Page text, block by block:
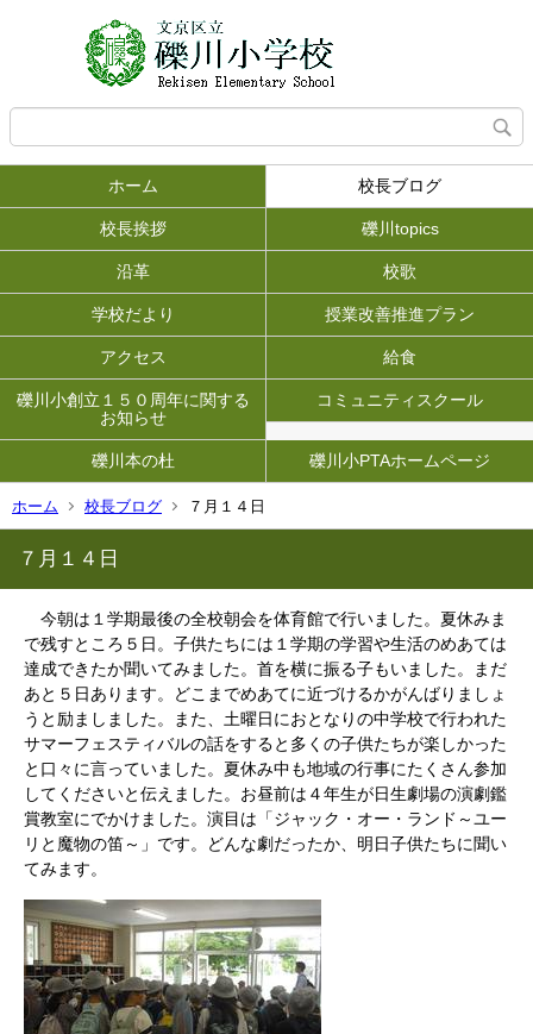
ホーム 校長ブログ
校長挨拶 礫川topics
沿革 校歌
学校だより 授業改善推進プラン
アクセス 給食
礫川小創立１５０周年に関する
お知らせ
コミュニティスクール
礫川本の杜 礫川小PTAホームページ
ホーム 校長ブログ ７月１４日
７月１４日
今朝は１学期最後の全校朝会を体育館で行いました。夏休みま
で残すところ５日。子供たちには１学期の学習や生活のめあては
達成できたか聞いてみました。首を横に振る子もいました。まだ
あと５日あります。どこまでめあてに近づけるかがんばりましょ
うと励ましました。また、土曜日におとなりの中学校で行われた
サマーフェスティバルの話をすると多くの子供たちが楽しかった
と口々に言っていました。夏休み中も地域の行事にたくさん参加
してくださいと伝えました。お昼前は４年生が日生劇場の演劇鑑
賞教室にでかけました。演目は「ジャック・オー・ランド～ユー
リと魔物の笛～」です。どんな劇だったか、明日子供たちに聞い
てみます。